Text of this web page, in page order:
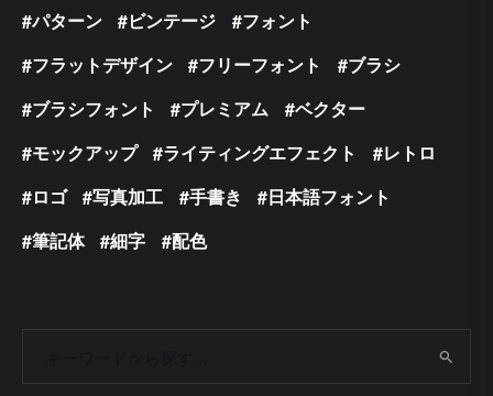
パターン
ビンテージ
フォント
フラットデザイン
フリーフォント
ブラシ
ブラシフォント
プレミアム
ベクター
モックアップ
ライティングエフェクト
レトロ
ロゴ
写真加工 手書き
日本語フォント
筆記体
細字 配色